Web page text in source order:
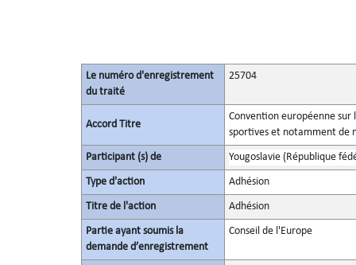
Le numéro d'enregistrement
du traité
25704
Accord Titre
Convention européenne
sportives et notamment de
Participant (s) de Yougoslavie (République
Type d'action Adhésion
Titre de l'action Adhésion
Partie ayant soumis la
demande d’enregistrement
Conseil de l'Europe